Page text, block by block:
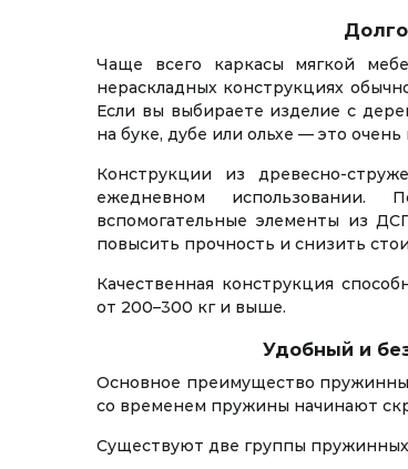
Чаще всего каркасы мягкой
нераскладных конструкциях
Если вы выбираете изделие с
на буке, дубе или ольхе — это
Конструкции из древесно-
ежедневном использовании.
вспомогательные элементы из
повысить прочность и снизить
Качественная конструкция
от 200–300 кг и выше.
Удобный и
Основное преимущество
со временем пружины начинают
Существуют две группы пружинных